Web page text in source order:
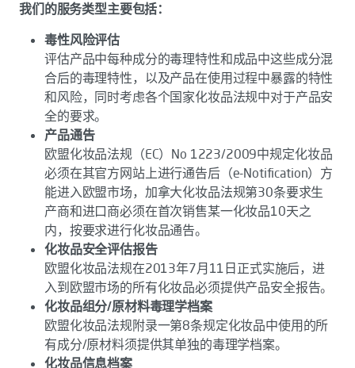
我们的服务类型主要包括：
毒性风险评估
评估产品中每种成分的毒理特性和成品中这些成分混
合后的毒理特性，以及产品在使用过程中暴露的特性
和风险，同时考虑各个国家化妆品法规中对于产品安
全的要求。
产品通告
欧盟化妆品法规（EC）No 1223/2009中规定化妆品
必须在其官方网站上进行通告后（e-Notification）方
能进入欧盟市场，加拿大化妆品法规第30条要求生
产商和进口商必须在首次销售某一化妆品10天之
内，按要求进行化妆品通告。
化妆品安全评估报告
欧盟化妆品法规在2013年7月11日正式实施后，进
入到欧盟市场的所有化妆品必须提供产品安全报告。
化妆品组分/原材料毒理学档案
欧盟化妆品法规附录一第8条规定化妆品中使用的所
有成分/原材料须提供其单独的毒理学档案。
化妆品信息档案